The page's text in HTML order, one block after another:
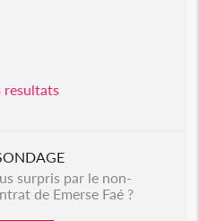
resultats
surpris par le non-
de Emerse Faé ?